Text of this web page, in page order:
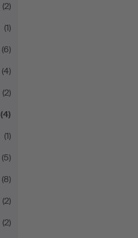
(2)
(1)
(6)
(4)
(2)
(4)
(1)
(5)
(8)
(2)
(2)